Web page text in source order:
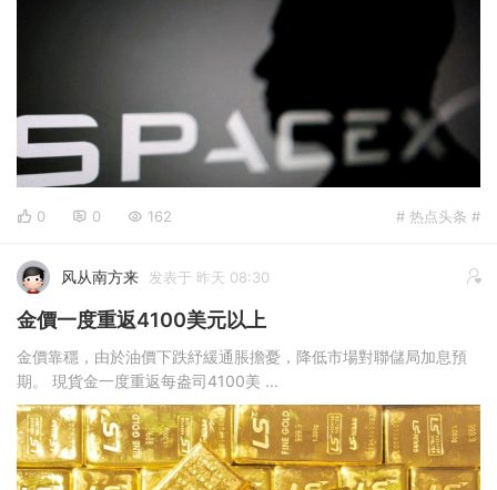
0 0 162 # 热点头条 #
风从南方来 发表于 昨天 08:30
金價一度重返4100美元以上
金價靠穩，由於油價下跌紓緩通脹擔憂，降低市場對聯儲局加息預
期。 現貨金一度重返每盎司4100美 ...